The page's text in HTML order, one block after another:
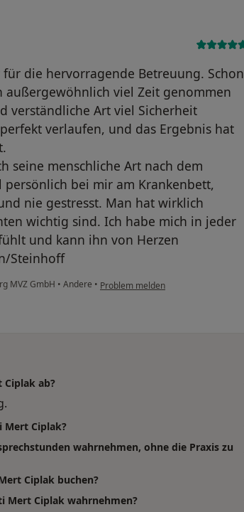
die hervorragende Betreuung. Schon
außergewöhnlich viel Zeit genommen
verständliche Art viel Sicherheit
verlaufen, und das Ergebnis hat
seine menschliche Art nach dem
bei mir am Krankenbett,
nie gestresst. Man hat wirklich
wichtig sind. Ich habe mich in jeder
und kann ihn von Herzen
Steinhoff
MVZ GmbH • Andere • Problem melden
Ciplak ab?
Mert Ciplak?
wahrnehmen, ohne die Praxis zu
Ciplak buchen?
Mert Ciplak wahrnehmen?